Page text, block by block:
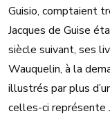
Guisio, comptaient
Jacques de Guise
siècle suivant, ses
Wauquelin, à la
illustrés par plus
celles-ci représente